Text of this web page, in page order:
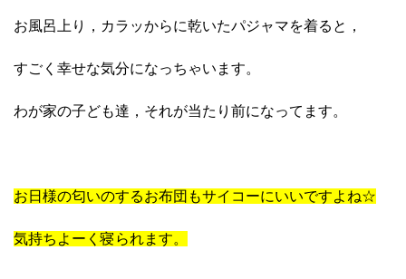
お風呂上り，カラッからに乾いたパジャマを着ると，
すごく幸せな気分になっちゃいます。
わが家の子ども達，それが当たり前になってます。
お日様の匂いのするお布団もサイコーにいいですよね☆
気持ちよーく寝られます。